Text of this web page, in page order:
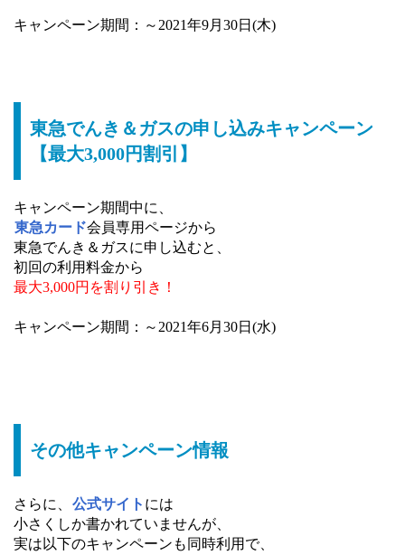
キャンペーン期間：～2021年9月30日(木)
東急でんき＆ガスの申し込みキャンペーン
【最大3,000円割引】
キャンペーン期間中に、
東急カード会員専用ページから
東急でんき＆ガスに申し込むと、
初回の利用料金から
最大3,000円を割り引き！
キャンペーン期間：～2021年6月30日(水)
その他キャンペーン情報
さらに、 公式サイト には
小さくしか書かれていませんが、
実は以下のキャンペーンも同時利用で、